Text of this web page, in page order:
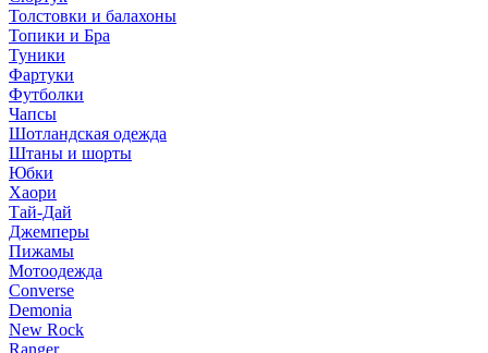
Толстовки и балахоны
Топики и Бра
Туники
Фартуки
Футболки
Чапсы
Шотландская одежда
Штаны и шорты
Юбки
Хаори
Тай-Дай
Джемперы
Пижамы
Мотоодежда
Converse
Demonia
New Rock
Ranger